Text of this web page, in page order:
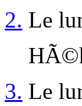
2. Le
3. Le